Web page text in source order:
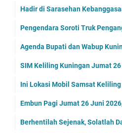
Hadir di Sarasehan
Pengendara Soroti Truk
Agenda Bupati dan Wabup
SIM Keliling Kuningan Jumat
Ini Lokasi Mobil Samsat
Embun Pagi Jumat 26 Juni
Berhentilah Sejenak, Solatlah